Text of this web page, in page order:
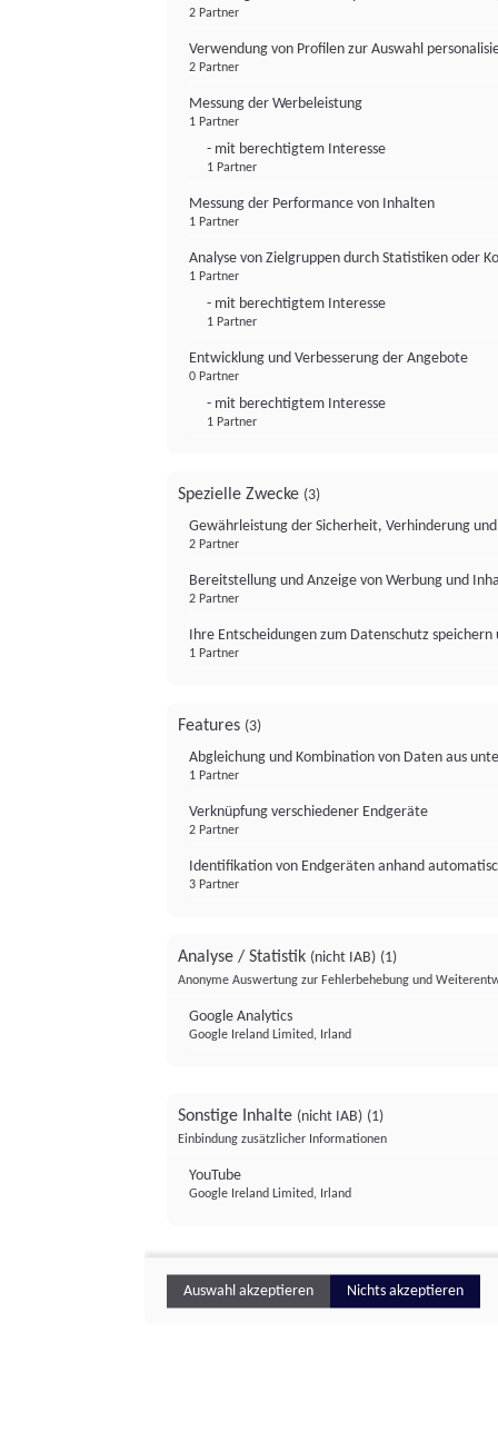
2 Partner
Verwendung von Profilen zur Auswahl
2 Partner
Messung der Werbeleistung
1 Partner
- mit berechtigtem Interesse
1 Partner
Messung der Performance von Inhalten
1 Partner
Analyse von Zielgruppen durch Statistiken oder
1 Partner
- mit berechtigtem Interesse
1 Partner
Entwicklung und Verbesserung der Angebote
0 Partner
- mit berechtigtem Interesse
1 Partner
Spezielle Zwecke (3)
Gewährleistung der Sicherheit, Verhinderung
2 Partner
Bereitstellung und Anzeige von Werbung und
2 Partner
Ihre Entscheidungen zum Datenschutz
1 Partner
Features (3)
Abgleichung und Kombination von Daten aus
1 Partner
Verknüpfung verschiedener Endgeräte
2 Partner
Identifikation von Endgeräten anhand
3 Partner
Analyse / Statistik (nicht IAB) (1)
Anonyme Auswertung zur Fehlerbehebung und
Google Analytics
Google Ireland Limited, Irland
Sonstige Inhalte (nicht IAB) (1)
Einbindung zusätzlicher Informationen
YouTube
Google Ireland Limited, Irland
Auswahl akzeptieren Nichts akzeptieren